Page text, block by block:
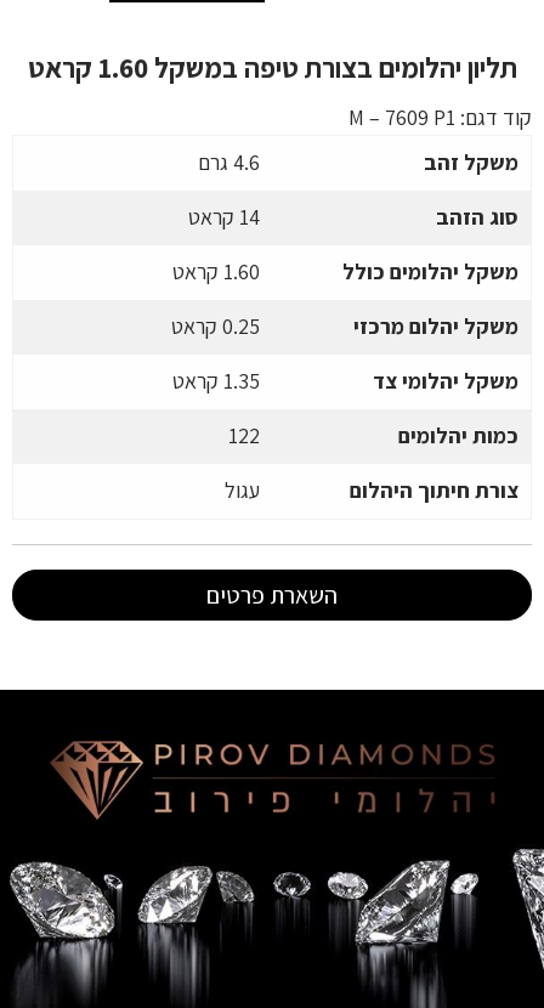
תליון יהלומים בצורת טיפה במשקל 1.60 קראט
קוד דגם: M – 7609 P1
משקל זהב
4.6 גרם
סוג הזהב
14 קראט
משקל יהלומים כולל
1.60 קראט
משקל יהלום מרכזי
0.25 קראט
משקל יהלומי צד
1.35 קראט
כמות יהלומים
122
צורת חיתוך היהלום
עגול
השארת פרטים